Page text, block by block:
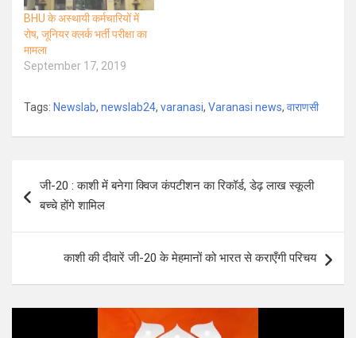
BHU के अस्थायी कर्मचारियों में
रोष, जूनियर क्लर्क भर्ती परीक्षा का
मामला
September 17, 2019
Tags: Newslab, newslab24, varanasi, Varanasi news, वाराणसी
navigation
जी-20 : काशी में बनेगा क्विज कंपटीशन का रिकॉर्ड, डेढ़ लाख स्कूली
बच्चे होंगे शामिल
काशी की दीवारें जी-20 के मेहमानों को भारत से कराएँगी परिचय